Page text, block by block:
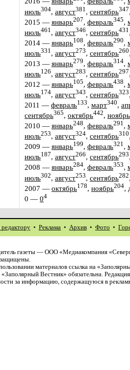
июль304, август381 , сентябрь347
2015 — январь207, февраль345,
июль461 , август346, сентябрь431
2014 — январь108, февраль290,
июль331 , август273, сентябрь260
2013 — январь279, февраль314,
июль126, август283, сентябрь297
2012 — январь105, февраль438,
июль174, август343, сентябрь323
2011 — февраль133, март340,
сентябрь365, октябрь442, ноябрь
2010 — январь248, февраль291,
июль253, август324, сентябрь310
2009 — январь199, февраль321,
июль187, август266, сентябрь293
2008 — январь284, февраль353,
июль302, август253, сентябрь282
2007 — октябрь178, ноябрь204,
0 — 04
• Реклама • Архив • Фото •
газеты — ООО «Медиакомпания
материалов ссылка на
Вестник» обязательна.
за информацию, содержащуюся в